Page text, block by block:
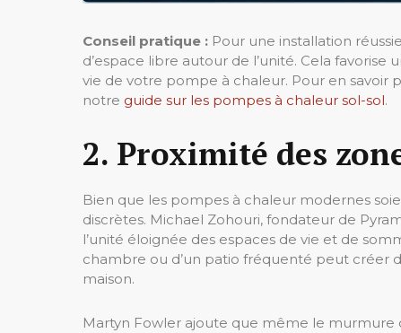
Conseil pratique : Pour une installation
d’espace libre autour de l’unité. Cela
vie de votre pompe à chaleur. Pour en savoir
notre guide sur les pompes à chaleur sol-sol.
2. Proximité des
Bien que les pompes à chaleur modernes
discrètes. Michael Zohouri, fondateur de
l’unité éloignée des espaces de vie et de
chambre ou d’un patio fréquenté peut créer
maison.
Martyn Fowler ajoute que même le